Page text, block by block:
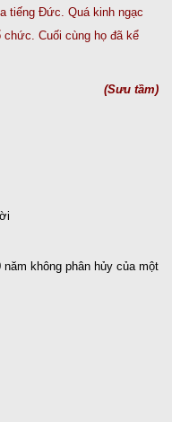
tiếng Đức. Quá kinh ngạc
Cuối cùng họ đã kể
(Sưu tầm)
không phân hủy của một